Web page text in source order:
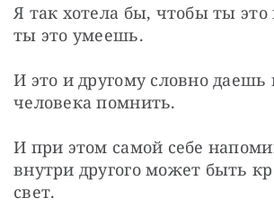
Я так хотела бы, чтобы ты
ты это умеешь.
И это и другому словно даешь
человека помнить.
И при этом самой себе
внутри другого может быть
свет.